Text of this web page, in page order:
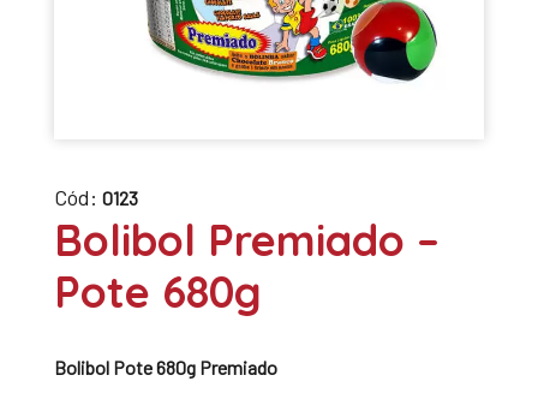
Cód: 0123
Bolibol Premiado –
Pote 680g
Bolibol Pote 680g Premiado